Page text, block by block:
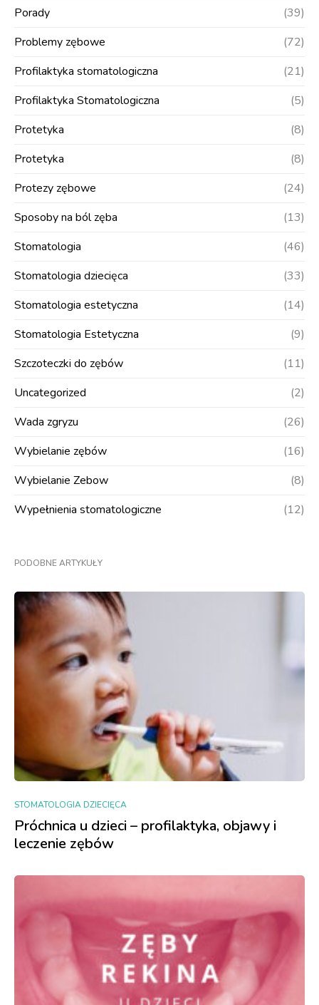
Porady
(39)
Problemy zębowe
(72)
Profilaktyka stomatologiczna
(21)
Profilaktyka Stomatologiczna
(5)
Protetyka
(8)
Protetyka
(8)
Protezy zębowe
(24)
Sposoby na ból zęba
(13)
Stomatologia
(46)
Stomatologia dziecięca
(33)
Stomatologia estetyczna
(14)
Stomatologia Estetyczna
(9)
Szczoteczki do zębów
(11)
Uncategorized
(2)
Wada zgryzu
(26)
Wybielanie zębów
(16)
Wybielanie Zebow
(8)
Wypełnienia stomatologiczne
(12)
PODOBNE ARTYKUŁY
STOMATOLOGIA DZIECIĘCA
Próchnica u dzieci – profilaktyka, objawy i
leczenie zębów